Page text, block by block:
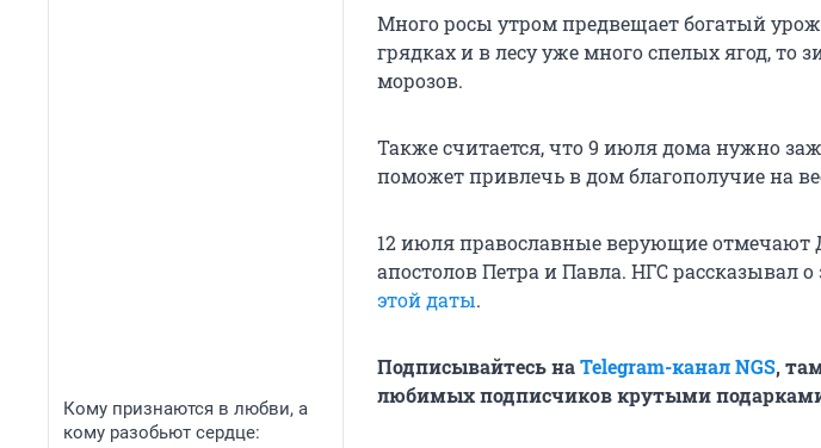
Кому признаются в любви, а
кому разобьют сердце:
Много росы утром предвещает богатый
грядках и в лесу уже много спелых ягод, то
морозов.
Также считается, что 9 июля дома нужно
поможет привлечь в дом благополучие на
12 июля православные верующие отмечают
апостолов Петра и Павла. НГС рассказывал
этой даты.
Подписывайтесь наTelegram-канал NGS,
любимых подписчиков крутыми